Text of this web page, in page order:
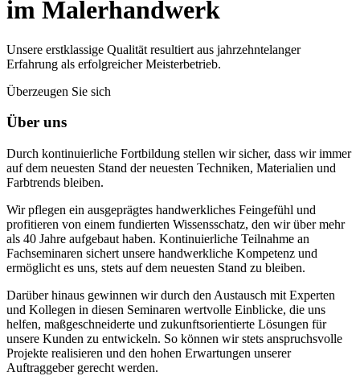
im Malerhandwerk
Unsere erstklassige Qualität resultiert aus jahrzehntelanger
Erfahrung als erfolgreicher Meisterbetrieb.
Überzeugen Sie sich
Über uns
Durch kontinuierliche Fortbildung stellen wir sicher, dass wir immer
auf dem neuesten Stand der neuesten Techniken, Materialien und
Farbtrends bleiben.
Wir pflegen ein ausgeprägtes handwerkliches Feingefühl und
profitieren von einem fundierten Wissensschatz, den wir über mehr
als 40 Jahre aufgebaut haben. Kontinuierliche Teilnahme an
Fachseminaren sichert unsere handwerkliche Kompetenz und
ermöglicht es uns, stets auf dem neuesten Stand zu bleiben.
Darüber hinaus gewinnen wir durch den Austausch mit Experten
und Kollegen in diesen Seminaren wertvolle Einblicke, die uns
helfen, maßgeschneiderte und zukunftsorientierte Lösungen für
unsere Kunden zu entwickeln. So können wir stets anspruchsvolle
Projekte realisieren und den hohen Erwartungen unserer
Auftraggeber gerecht werden.